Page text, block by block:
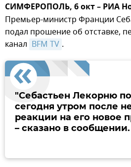
СИМФЕРОПОЛЬ, 6 окт – РИА
Премьер-министр Франции
подал прошение об отставке,
канал BFM TV .
"Себастьен Лекорню
сегодня утром после
реакции на его новое
– сказано в сообщении.